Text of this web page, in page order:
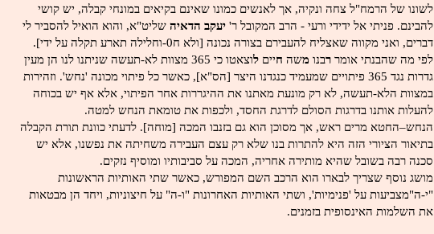
לשונו של הרמח"ל צחה ונקיה, אך לאנשים כמונו שאינם בקיאים במונחי קבלה, יש קושי
להבינם. פניתי אל ידידי ורעי - הרב המקובל ר' יעקב הדאיה שליט"א, והוא הואיל להסביר לי
דברים, ואני מקווה שאצליח להעבירם בצורה נכונה [ולא ח0-וחלילה תארע תקלה על ידי].
לפי מה שהבנתי אומר רבנו משה חיים ל
וצאטו כי 365 מצוות לא-תעשה שניתנו לנו הן מעין
גדרות נגד 365 פיתויים שמעמיד כנגדנו היצר [הס"א], כאשר כל פיתוי מכונה 'נחש'. וזהירות
במצוות הלא-תעשה, לא רק מונעת מאתנו את ההיגררות אחר הפיתוי, אלא אף יש בכוחה
להעלות אותנו בדרגות הסולם לדרגת החסד, ולכפות את טומאת הנחש למטה.
הנחש–החטא מרים ראש, אך מסוכן הוא גם בזנבו המכה [מוחה]. לדעתי כוונת תורת הקבלה
בתיאור הציורי הזה היא להתרות בנו שלא רק עצם העבירה משחיתה את נפשנו, אלא יש
סכנה רבה בשובל שהיא מותירה אחריה, המכה על סביבותיו ומוסיף נזקים.
מושג נוסף שצריך לבארו הוא הרכב השם המפורש, כאשר שתי האותיות הראשונות
"י-ה"מצביעות על 'פנימיות', ושתי האותיות האחרונות "ו-ה" על חיצוניות, ויחד הן מבטאות
את השלמות האינסופית בזמנים.